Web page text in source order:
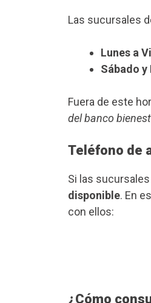
Las sucursales
Lunes a
Sábado y
Fuera de este
del banco
Teléfono de
Si las
disponible. En
con ellos:
¿Cómo